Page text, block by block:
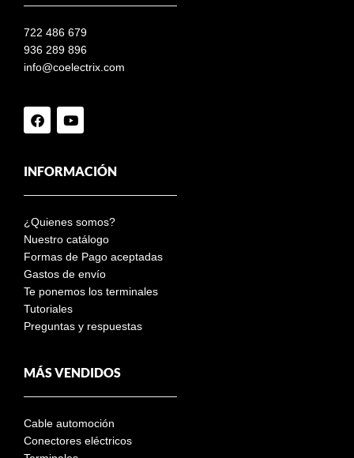
722 486 679
936 289 896
info@coelectrix.com
INFORMACIÓN
¿Quienes somos?
Nuestro catálogo
Formas de Pago aceptadas
Gastos de envío
Te ponemos los terminales
Tutoriales
Preguntas y respuestas
MÁS VENDIDOS
Cable automoción
Conectores eléctricos